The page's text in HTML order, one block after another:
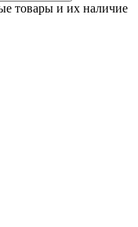
товары и их наличие